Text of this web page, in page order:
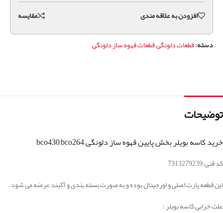
افزودن به علاقه مندی مقايسه
دسته:قطعات دلونگی,قطعات قهوه ساز دلونگی
توضیحات
خرید کاسه بویلر بخش پایین قهوه ساز دلونگی bco430,bco264
کد قنی:7313279239
این قطعه پارت اصلی و اورجینال بوده و به صورت بسته بندی و آکبند عرضه می شود .
علت خرابی کاسه بویلر :